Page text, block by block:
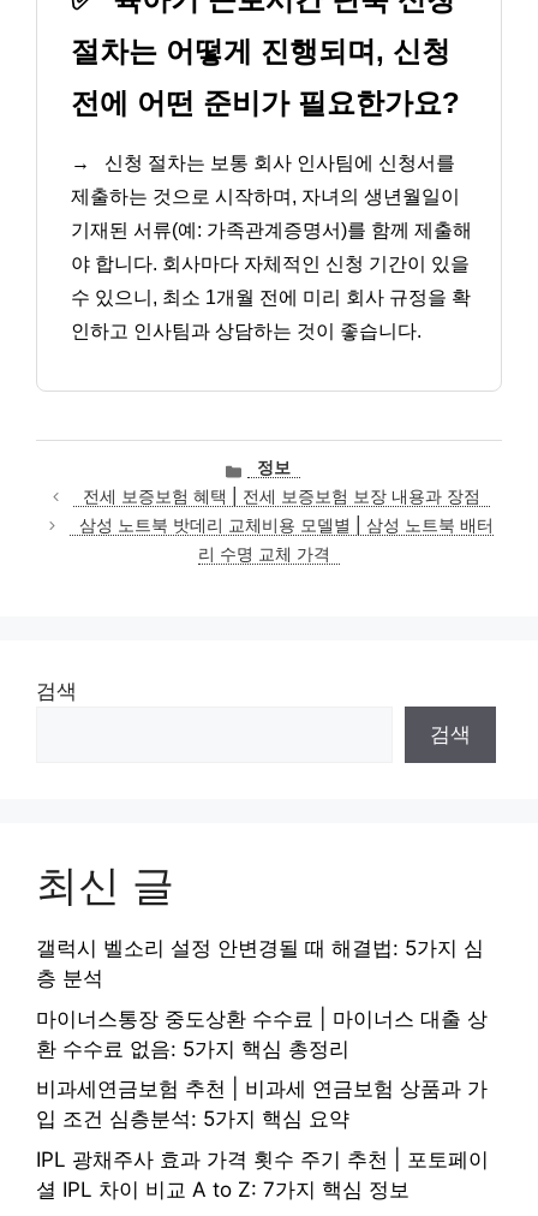
절차는 어떻게 진행되며, 신청
전에 어떤 준비가 필요한가요?
→
신청 절차는 보통 회사 인사팀에 신청서를
제출하는 것으로 시작하며, 자녀의 생년월일이
기재된 서류(예: 가족관계증명서)를 함께 제출해
야 합니다. 회사마다 자체적인 신청 기간이 있을
수 있으니, 최소 1개월 전에 미리 회사 규정을 확
인하고 인사팀과 상담하는 것이 좋습니다.
카
테
고
리
정보
전세 보증보험 혜택 | 전세 보증보험 보장 내용과 장점
삼성 노트북 밧데리 교체비용 모델별 | 삼성 노트북 배터
리 수명 교체 가격
검색
검색
최신 글
갤럭시 벨소리 설정 안변경될 때 해결법: 5가지 심
층 분석
마이너스통장 중도상환 수수료 | 마이너스 대출 상
환 수수료 없음: 5가지 핵심 총정리
비과세연금보험 추천 | 비과세 연금보험 상품과 가
입 조건 심층분석: 5가지 핵심 요약
IPL 광채주사 효과 가격 횟수 주기 추천 | 포토페이
셜 IPL 차이 비교 A to Z: 7가지 핵심 정보